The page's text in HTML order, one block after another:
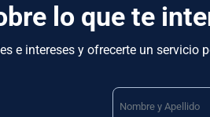
lo que te
e intereses y ofrecerte un servicio